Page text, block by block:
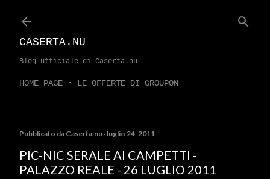
CASERTA.NU
Blog ufficiale di Caserta.nu
HOME PAGE LE OFFERTE DI GROUPON
Pubblicato da Caserta.nu luglio 24, 2011
PIC-NIC SERALE AI CAMPETTI -
PALAZZO REALE - 26 LUGLIO 2011